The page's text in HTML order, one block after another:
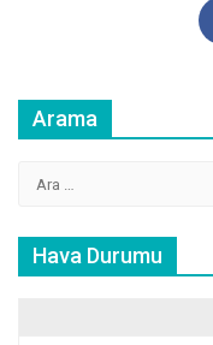
Arama
Hava Durumu